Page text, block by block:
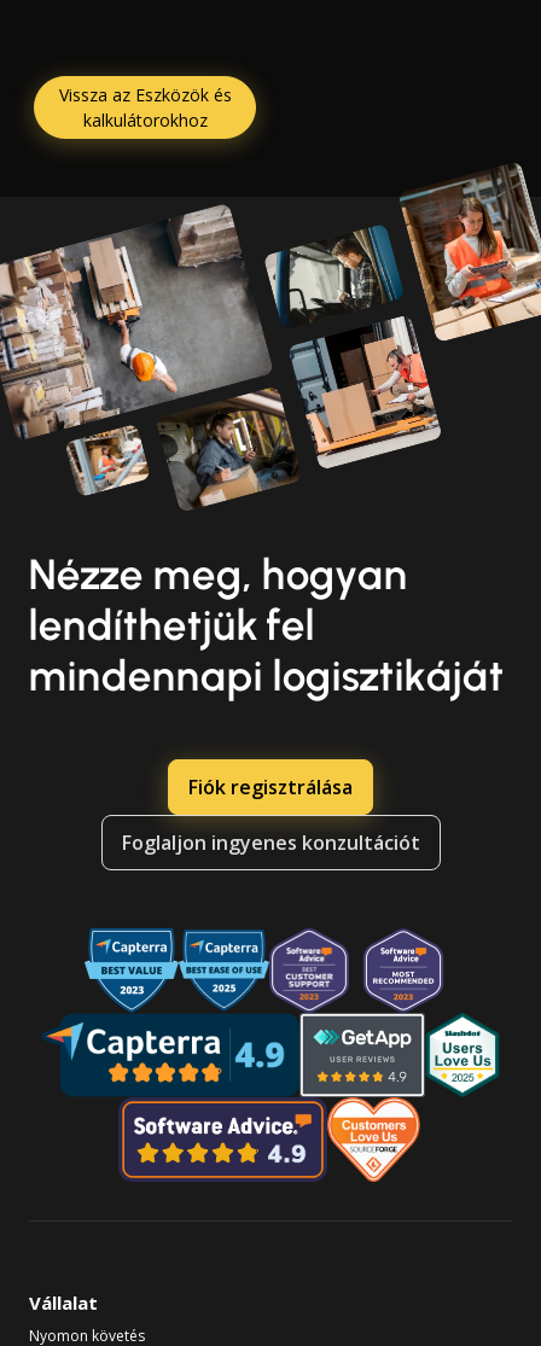
Vissza az Eszközök és
kalkulátorokhoz
Nézze meg, hogyan
lendíthetjük fel
mindennapi logisztikáját
Fiók regisztrálása
Foglaljon ingyenes konzultációt
Vállalat
Nyomon követés